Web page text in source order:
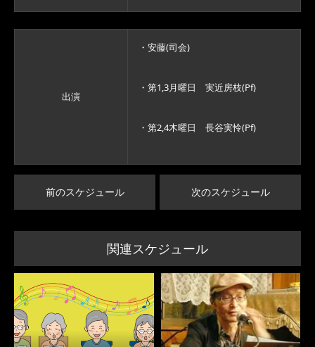
出演
・安藤(司会)
・第1,3月曜日 実近房枝(Pf)
・第2,4木曜日 長谷実怜(Pf)
前のスケジュール 次のスケジュール
関連スケジュール